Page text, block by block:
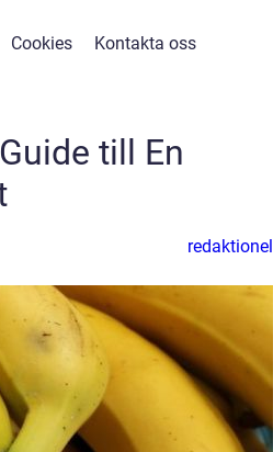
Cookies Kontakta oss
till En
redaktionel